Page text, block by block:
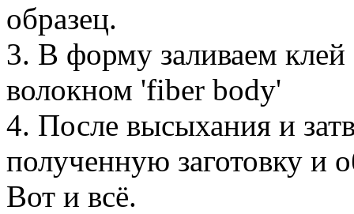
образец.
3. В форму заливаем клей
волокном 'fiber body'
4. После высыхания и
полученную заготовку и
Вот и всё.